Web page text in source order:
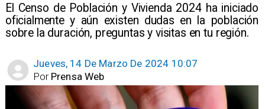
El Censo de Población y Vivienda 2024 ha iniciado
oficialmente y aún existen dudas en la población
sobre la duración, preguntas y visitas en tu región.
Jueves, 14 De Marzo De 2024 10:07
Prensa Web
Por